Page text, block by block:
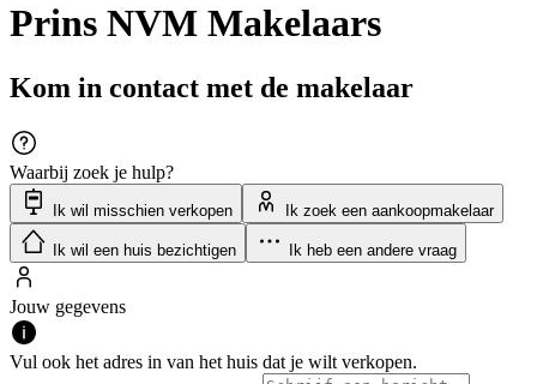
Prins NVM Makelaars
Kom in contact met de makelaar
Waarbij zoek je hulp?
Ik wil misschien verkopen Ik zoek een aankoopmakelaar
Ik wil een huis bezichtigen Ik heb een andere vraag
Jouw gegevens
Vul ook het adres in van het huis dat je wilt verkopen.